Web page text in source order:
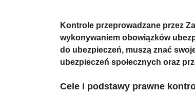
Kontrole przeprowadzane przez
wykonywaniem obowiązków
do ubezpieczeń, muszą znać
ubezpieczeń społecznych oraz
Cele i podstawy prawne